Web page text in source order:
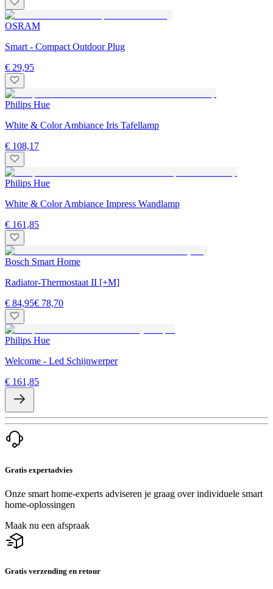
OSRAM
Smart - Compact Outdoor Plug
€ 29,95
Philips Hue
White & Color Ambiance Iris Tafellamp
€ 108,17
Philips Hue
White & Color Ambiance Impress Wandlamp
€ 161,85
Bosch Smart Home
Radiator-Thermostaat II [+M]
€ 84,95€ 78,70
Philips Hue
Welcome - Led Schijnwerper
€ 161,85
Gratis expertadvies
Onze smart home-experts adviseren je graag over individuele smart
home-oplossingen
Maak nu een afspraak
Gratis verzending en retour